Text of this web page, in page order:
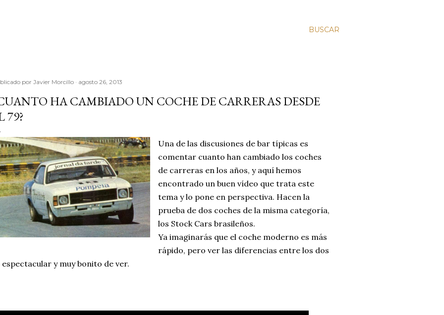
BUSCAR
por Javier Morcillo agosto 26, 2013
HA CAMBIADO UN COCHE DE CARRERAS DESDE
79?
Una de las discusiones de bar típicas es
comentar cuanto han cambiado los coches
de carreras en los años, y aquí hemos
encontrado un buen vídeo que trata este
tema y lo pone en perspectiva. Hacen la
prueba de dos coches de la misma categoría,
los Stock Cars brasileños.
Ya imaginarás que el coche moderno es más
rápido, pero ver las diferencias entre los dos
espectacular y muy bonito de ver.